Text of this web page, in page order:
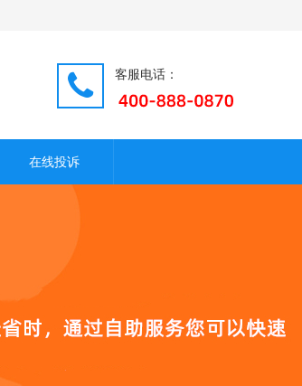
客服电话：
在线投诉